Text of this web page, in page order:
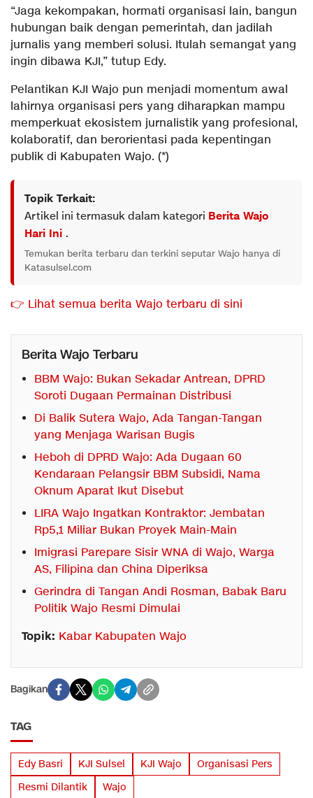
“Jaga kekompakan, hormati organisasi lain, bangun
hubungan baik dengan pemerintah, dan jadilah
jurnalis yang memberi solusi. Itulah semangat yang
ingin dibawa KJI,” tutup Edy.
Pelantikan KJI Wajo pun menjadi momentum awal
lahirnya organisasi pers yang diharapkan mampu
memperkuat ekosistem jurnalistik yang profesional,
kolaboratif, dan berorientasi pada kepentingan
publik di Kabupaten Wajo. (*)
Topik Terkait:
Artikel ini termasuk dalam kategori Berita Wajo
Hari Ini .
Temukan berita terbaru dan terkini seputar Wajo hanya di
Katasulsel.com
👉 Lihat semua berita Wajo terbaru di sini
Berita Wajo Terbaru
BBM Wajo: Bukan Sekadar Antrean, DPRD
Soroti Dugaan Permainan Distribusi
Di Balik Sutera Wajo, Ada Tangan-Tangan
yang Menjaga Warisan Bugis
Heboh di DPRD Wajo: Ada Dugaan 60
Kendaraan Pelangsir BBM Subsidi, Nama
Oknum Aparat Ikut Disebut
LIRA Wajo Ingatkan Kontraktor: Jembatan
Rp5,1 Miliar Bukan Proyek Main-Main
Imigrasi Parepare Sisir WNA di Wajo, Warga
AS, Filipina dan China Diperiksa
Gerindra di Tangan Andi Rosman, Babak Baru
Politik Wajo Resmi Dimulai
Topik: Kabar Kabupaten Wajo
Bagikan
TAG
Edy Basri KJI Sulsel KJI Wajo
Organisasi Pers
Resmi Dilantik
Wajo